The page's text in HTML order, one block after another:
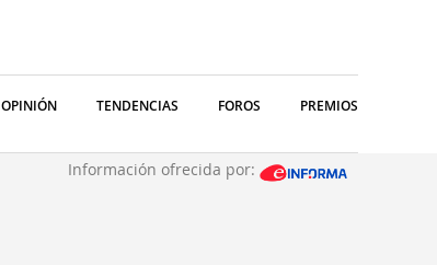
OPINIÓN TENDENCIAS FOROS PREMIOS
Información ofrecida por: